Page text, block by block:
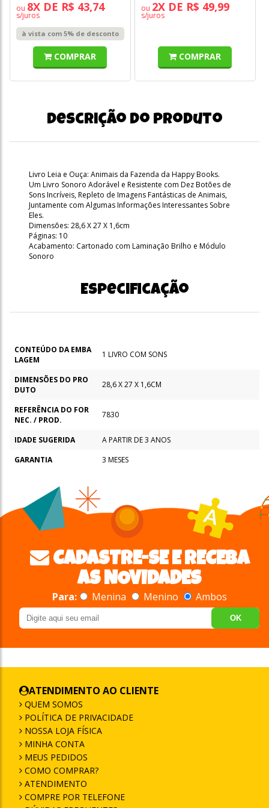
ou 8X DE R$ 43,74
s/juros
à vista com 5% de desconto
COMPRAR
ou 2X DE R$ 49,99
s/juros
COMPRAR
Descrição do produto
Livro Leia e Ouça: Animais da Fazenda da Happy Books.
Um Livro Sonoro Adorável e Resistente com Dez Botões de
Sons Incríveis, Repleto de Imagens Fantásticas de Animais,
Juntamente com Algumas Informações Interessantes Sobre
Eles.
Dimensões: 28,6 X 27 X 1,6cm
Páginas: 10
Acabamento: Cartonado com Laminação Brilho e Módulo
Sonoro
Especificação
CONTEÚDO DA EMBA
LAGEM
1 LIVRO COM SONS
DIMENSÕES DO PRO
DUTO
28,6 X 27 X 1,6CM
REFERÊNCIA DO FOR
NEC. / PROD.
7830
IDADE SUGERIDA
A PARTIR DE 3 ANOS
GARANTIA
3 MESES
CADASTRE-SE E RECEBA
AS NOVIDADES
Para: Menina Menino Ambos
OK
ATENDIMENTO AO CLIENTE
QUEM SOMOS
POLÍTICA DE PRIVACIDADE
NOSSA LOJA FÍSICA
MINHA CONTA
MEUS PEDIDOS
COMO COMPRAR?
ATENDIMENTO
COMPRE POR TELEFONE